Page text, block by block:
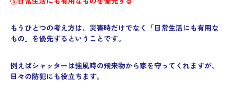
もうひとつの考え方は、災害時だけでなく「日常生活にも有用な
もの」を優先するということです。
例えばシャッターは強風時の飛来物から家を守ってくれますが、
日々の防犯にも役立ちます。